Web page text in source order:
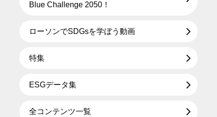
Blue Challenge 2050！
ローソンでSDGsを学ぼう動画
特集
ESGデータ集
全コンテンツ一覧